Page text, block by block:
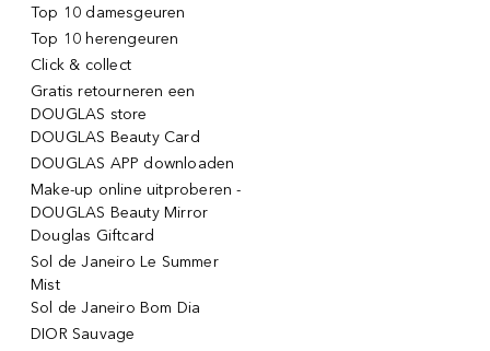
Top 10 damesgeuren
Top 10 herengeuren
Click & collect
Gratis retourneren een
DOUGLAS store
DOUGLAS Beauty Card
DOUGLAS APP downloaden
Make-up online uitproberen -
DOUGLAS Beauty Mirror
Douglas Giftcard
Sol de Janeiro Le Summer
Mist
Sol de Janeiro Bom Dia
DIOR Sauvage